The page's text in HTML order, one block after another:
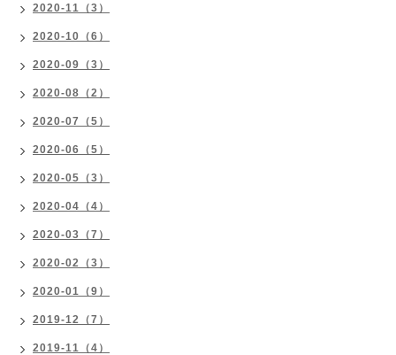
2020-11（3）
2020-10（6）
2020-09（3）
2020-08（2）
2020-07（5）
2020-06（5）
2020-05（3）
2020-04（4）
2020-03（7）
2020-02（3）
2020-01（9）
2019-12（7）
2019-11（4）